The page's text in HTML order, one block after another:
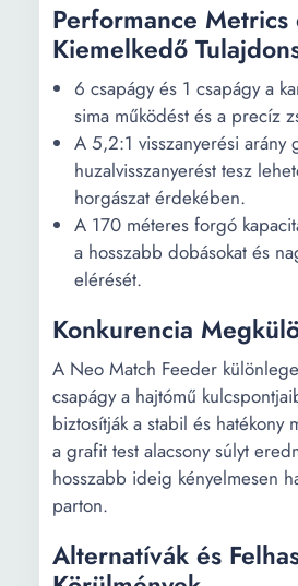
Performance Metrics
Kiemelkedő
6 csapágy és 1 csapágy a
sima működést és a precíz
A 5,2:1 visszanyerési arány
huzalvisszanyerést tesz
horgászat érdekében.
A 170 méteres forgó
a hosszabb dobásokat és
elérését.
Konkurencia
A Neo Match Feeder
csapágy a hajtómű
biztosítják a stabil és hatékony
a grafit test alacsony súlyt
hosszabb ideig kényelmesen
parton.
Alternatívák és